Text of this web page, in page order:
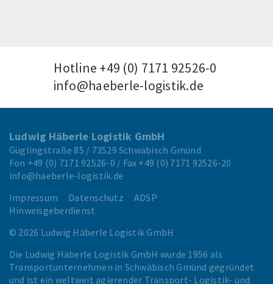
Hotline +49 (0) 7171 92526-0
info@haeberle-logistik.de
Ludwig Häberle Logistik GmbH
Güglingstraße 85 / 73529 Schwäbisch Gmünd
Fon +49 (0) 7171 92526-0 / Fax +49 (0) 7171 92526-20
info@haeberle-logistik.de
Impressum
Datenschutz
ADSP
Hinweisgeberdienst
© 2026 Ludwig Häberle Logistik GmbH
Die Ludwig Häberle Logistik GmbH wurde 1956 als
Transportunternehmen in Schwäbisch Gmünd gegründet
und ist ein weltweit agierender Transport- Logistik- und